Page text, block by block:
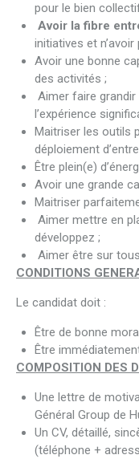
pour le bien
Avoir la fibre
initiatives et
Avoir une bonne
des activités ;
Aimer faire
l’expérience
Maitriser les outils
déploiement
Être plein(e)
Avoir une grande
Maitriser
Aimer mettre en
développez ;
Aimer être sur
CONDITIONS
Le candidat doit :
Être de bonne
Être
COMPOSITION DES
Une lettre de
Général Group de
Un CV, détaillé,
(téléphone +